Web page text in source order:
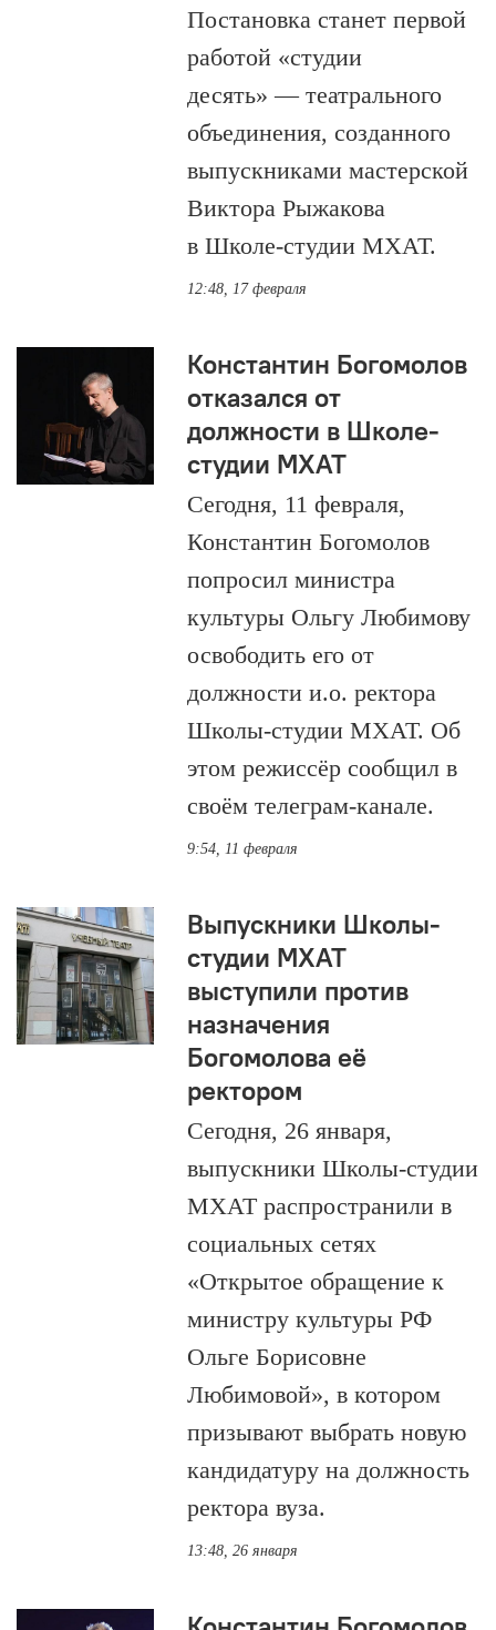
Постановка станет первой
работой «студии
десять» — театрального
объединения, созданного
выпускниками мастерской
Виктора Рыжакова
в Школе-студии МХАТ.
12:48, 17 февраля
Константин Богомолов
отказался от
должности в Школе-
студии МХАТ
Сегодня, 11 февраля,
Константин Богомолов
попросил министра
культуры Ольгу Любимову
освободить его от
должности и.о. ректора
Школы-студии МХАТ. Об
этом режиссёр сообщил в
своём телеграм-канале.
9:54, 11 февраля
Выпускники Школы-
студии МХАТ
выступили против
назначения
Богомолова её
ректором
Сегодня, 26 января,
выпускники Школы-студии
МХАТ распространили в
социальных сетях
«Открытое обращение к
министру культуры РФ
Ольге Борисовне
Любимовой», в котором
призывают выбрать новую
кандидатуру на должность
ректора вуза.
13:48, 26 января